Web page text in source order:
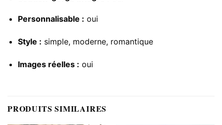
Personnalisable : oui
Style : simple, moderne, romantique
Images réelles : oui
PRODUITS SIMILAIRES